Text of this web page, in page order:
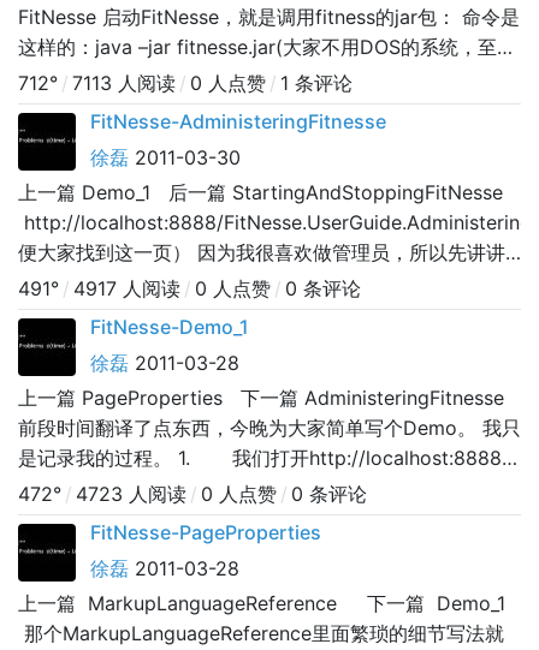
FitNesse 启动FitNesse，就是调用fitness的jar包： 命令是
这样的：java –jar fitnesse.jar(大家不用DOS的系统，至少
Dos命令总会点吧) 这样fitness服务就占用了80端口启动起
来了。你可以修改这个和其他的一些选项，查这个在
CommandLi
712° / 7113 人阅读 / 0 人点赞 / 1 条评论
FitNesse-AdministeringFitnesse
徐磊 2011-03-30
上一篇 Demo_1 后一篇 StartingAndStoppingFitNesse
http://localhost:8888/
便大家找到这一页） 因为我很喜欢做管理员，所以先讲讲
FitNesse的管理，哇哈哈，我是项目组svn、ftp、jira、持
续集成的管理员，优越感嗷嗷的。 管理
491° / 4917 人阅读 / 0 人点赞 / 0 条评论
FitNesse-Demo_1
徐磊 2011-03-28
上一篇 PageProperties 下一篇 AdministeringFitnesse
前段时间翻译了点东西，今晚为大家简单写个Demo。 我只
是记录我的过程。 1. 我们打开http://localhost:8888。
端口是大家的，我无法控制了。 2. &
472° / 4723 人阅读 / 0 人点赞 / 0 条评论
FitNesse-PageProperties
徐磊 2011-03-28
上一篇 MarkupLanguageReference 下一篇 Demo_1
那个MarkupLanguageReference里面繁琐的细节写法就